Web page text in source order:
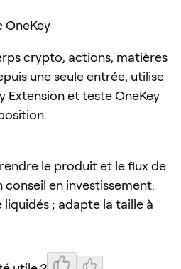
crypto, actions, matières
une seule entrée, utilise
Extension et teste OneKey
le produit et le flux de
conseil en investissement.
; adapte la taille à